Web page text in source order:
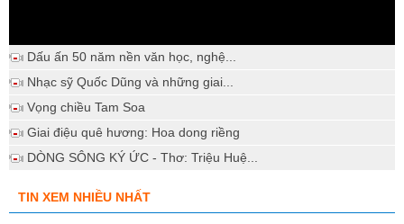
Dấu ấn 50 năm nền văn học, nghệ...
Nhạc sỹ Quốc Dũng và những giai...
Vọng chiều Tam Soa
Giai điệu quê hương: Hoa dong riềng
DÒNG SÔNG KÝ ỨC - Thơ: Triệu Huệ...
TIN XEM NHIỀU NHẤT